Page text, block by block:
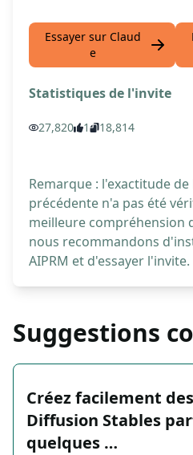
Essayer sur Claud
e
Statistiques de l'invite
27,820 1 18,814
Remarque : l'exactitude
précédente n'a pas été
meilleure compréhension
nous recommandons
AIPRM et d'essayer l'invite.
Suggestions
Créez facilement
Diffusion Stables
quelques …